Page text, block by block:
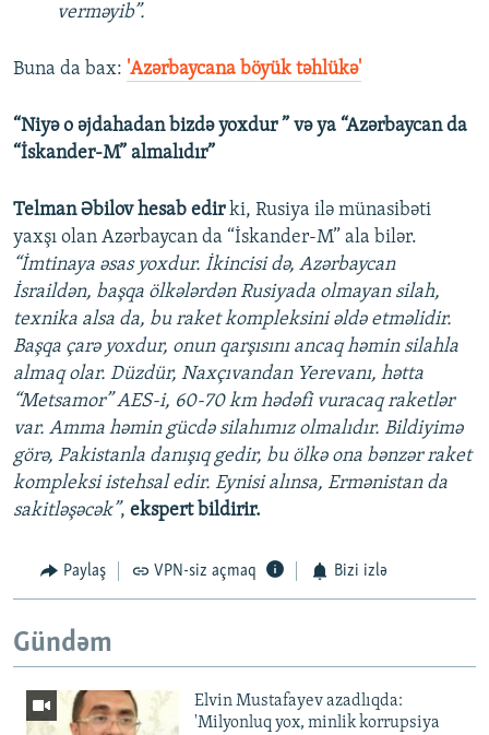
verməyib”.
Buna da bax:​ 'Azərbaycana böyük təhlükə'
“Niyə o əjdahadan bizdə yoxdur ” və ya “Azərbaycan da
“İskander-M” almalıdır”
Telman Əbilov hesab edirki, Rusiya ilə münasibəti
yaxşı olan Azərbaycan da “İskander-M” ala bilər.
“İmtinaya əsas yoxdur. İkincisi də, Azərbaycan
İsraildən, başqa ölkələrdən Rusiyada olmayan silah,
texnika alsa da, bu raket kompleksini əldə etməlidir.
Başqa çarə yoxdur, onun qarşısını ancaq həmin silahla
almaq olar. Düzdür, Naxçıvandan Yerevanı, hətta
“Metsamor” AES-i, 60-70 km hədəfi vuracaq raketlər
var. Amma həmin gücdə silahımız olmalıdır. Bildiyimə
görə, Pakistanla danışıq gedir, bu ölkə ona bənzər raket
kompleksi istehsal edir. Eynisi alınsa, Ermənistan da
sakitləşəcək”, ekspert bildirir.
Paylaş VPN-siz açmaq Bizi izlə
Gündəm
Elvin Mustafayev azadlıqda:
'Milyonluq yox, minlik korrupsiya